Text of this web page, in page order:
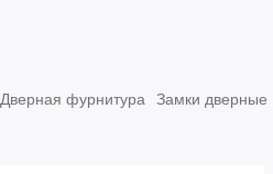
Дверная фурнитура Замки дверные